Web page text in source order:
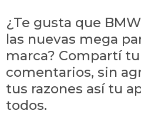
¿Te gusta que
las nuevas mega
marca? Compartí
comentarios, sin
tus razones así tu
todos.